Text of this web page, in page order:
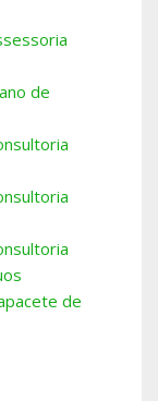
de
de